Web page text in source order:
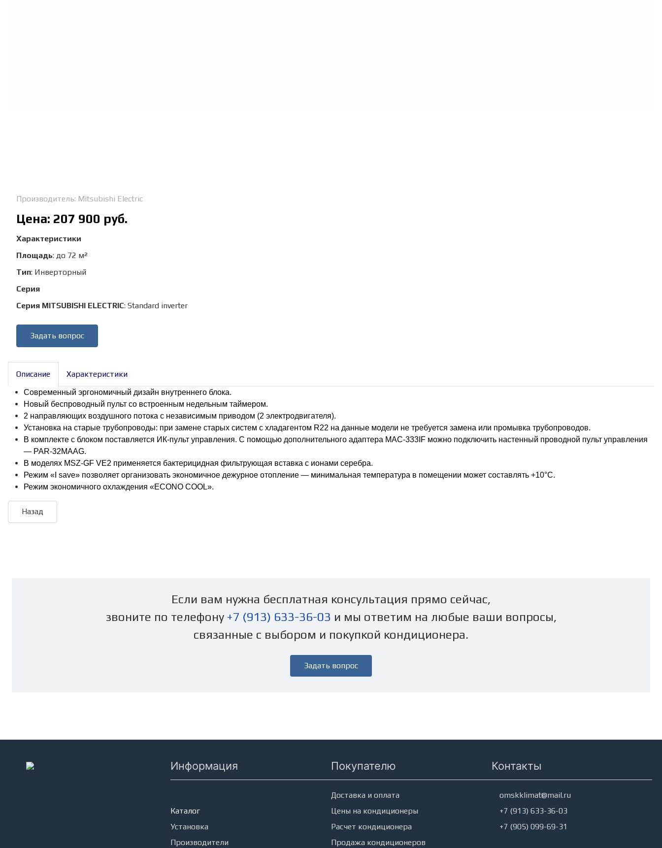
Производитель: Mitsubishi Electric
Цена: 207 900 руб.
Характеристики
Площадь: до 72 м²
Тип: Инверторный
Серия
Серия MITSUBISHI ELECTRIC: Standard inverter
Задать вопрос
Описание Характеристики
Современный эргономичный дизайн внутреннего блока.
Новый беспроводный пульт со встроенным недельным таймером.
2 направляющих воздушного потока с независимым приводом (2 электродвигателя).
Установка на старые трубопроводы: при замене старых систем с хладагентом R22 на данные модели не требуется замена или промывка трубопроводов.
В комплекте с блоком поставляется ИК-пульт управления. С помощью дополнительного адаптера MAC-333IF можно подключить настенный проводной пульт управления
— PAR-32MAAG.
В моделях MSZ-GF VE2 применяется бактерицидная фильтрующая вставка с ионами серебра.
Режим «I save» позволяет организовать экономичное дежурное отопление — минимальная температура в помещении может составлять +10°С.
Режим экономичного охлаждения «ECONO COOL».
Если вам нужна бесплатная консультация прямо сейчас,
звоните по телефону +7 (913) 633-36-03 и мы ответим на любые ваши вопросы,
связанные с выбором и покупкой кондиционера.
Задать вопрос
Информация
Каталог
Установка
Производители
Покупателю
Доставка и оплата
Цены на кондиционеры
Расчет кондиционера
Продажа кондиционеров
Контакты
omskklimat@mail.ru
+7 (913) 633-36-03
+7 (905) 099-69-31